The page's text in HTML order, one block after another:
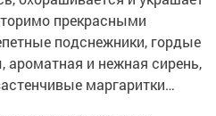
прекрасными
подснежники, гордые
и нежная сирень,
маргаритки…